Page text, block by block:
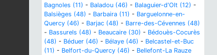
Bagnoles (11) - Baladou (46) - Balaguier-d'Olt (12) -
Balsièges (48) - Barbaira (11) - Barguelonne-en-
Quercy (46) - Barjac (48) - Barre-des-Cévennes (48)
- Bassurels (48) - Beaucaire (30) - Bédouès-Cocurès
(48) - Béduer (46) - Bélaye (46) - Belcastel-et-Buc
(11) - Belfort-du-Quercy (46) - Bellefont-La Rauze